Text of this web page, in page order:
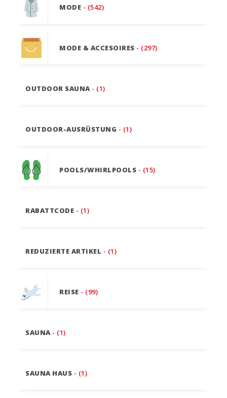
MODE - (542)
MODE & ACCESOIRES - (297)
OUTDOOR SAUNA - (1)
OUTDOOR-AUSRÜSTUNG - (1)
POOLS/WHIRLPOOLS - (15)
RABATTCODE - (1)
REDUZIERTE ARTIKEL - (1)
REISE - (99)
SAUNA - (1)
SAUNA HAUS - (1)